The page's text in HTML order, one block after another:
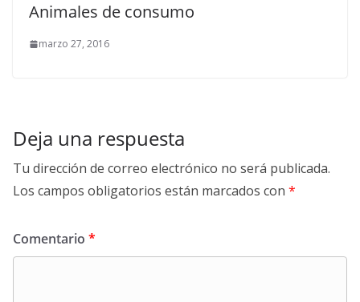
Animales de consumo
marzo 27, 2016
Deja una respuesta
Tu dirección de correo electrónico no será publicada.
Los campos obligatorios están marcados con *
Comentario *